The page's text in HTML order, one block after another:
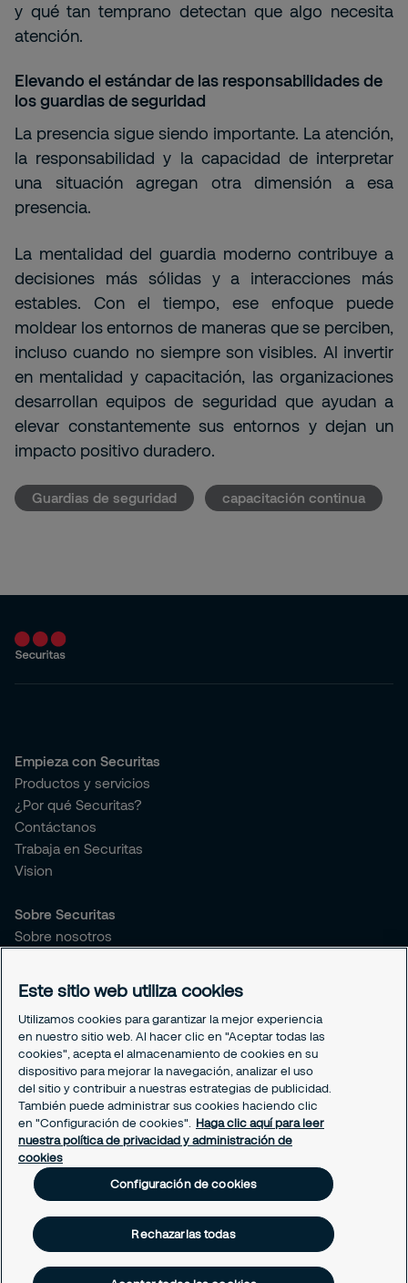
y qué tan temprano detectan que algo necesita
atención.
Elevando el estándar de las responsabilidades de
los guardias de seguridad
La presencia sigue siendo importante. La atención,
la responsabilidad y la capacidad de interpretar
una situación agregan otra dimensión a esa
presencia.
La mentalidad del guardia moderno contribuye a
decisiones más sólidas y a interacciones más
estables. Con el tiempo, ese enfoque puede
moldear los entornos de maneras que se perciben,
incluso cuando no siempre son visibles. Al invertir
en mentalidad y capacitación, las organizaciones
desarrollan equipos de seguridad que ayudan a
elevar constantemente sus entornos y dejan un
impacto positivo duradero.
Guardias de seguridad capacitación continua
Empieza con Securitas
Productos y servicios
¿Por qué Securitas?
Contáctanos
Trabaja en Securitas
Vision
Sobre Securitas
Sobre nosotros
Legal
Aviso de privacidad
Securitas México
Securitas Transport Aviation
Código de conducta para socios de negocio
Configuración de cookies
Este sitio web utiliza cookies
Utilizamos cookies para garantizar la mejor experiencia
en nuestro sitio web. Al hacer clic en "Aceptar todas las
cookies", acepta el almacenamiento de cookies en su
dispositivo para mejorar la navegación, analizar el uso
del sitio y contribuir a nuestras estrategias de publicidad.
También puede administrar sus cookies haciendo clic
en "Configuración de cookies".
Haga clic aquí para leer
nuestra política de privacidad y administración de
cookies
Configuración de cookies
Rechazarlas todas